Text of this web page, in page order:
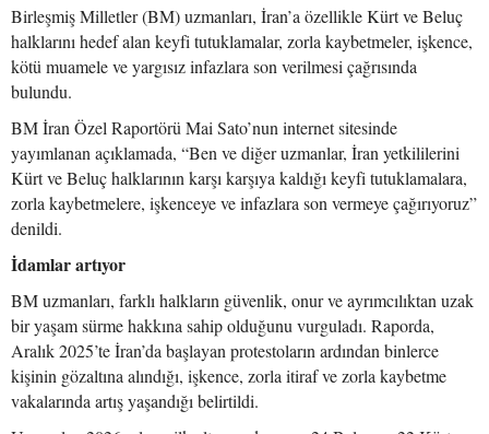
Birleşmiş Milletler (BM) uzmanları, İran’a özellikle Kürt ve Beluç
halklarını hedef alan keyfi tutuklamalar, zorla kaybetmeler, işkence,
kötü muamele ve yargısız infazlara son verilmesi çağrısında
bulundu.
BM İran Özel Raportörü Mai Sato’nun internet sitesinde
yayımlanan açıklamada, “Ben ve diğer uzmanlar, İran yetkililerini
Kürt ve Beluç halklarının karşı karşıya kaldığı keyfi tutuklamalara,
zorla kaybetmelere, işkenceye ve infazlara son vermeye çağırıyoruz”
denildi.
İdamlar artıyor
BM uzmanları, farklı halkların güvenlik, onur ve ayrımcılıktan uzak
bir yaşam sürme hakkına sahip olduğunu vurguladı. Raporda,
Aralık 2025’te İran’da başlayan protestoların ardından binlerce
kişinin gözaltına alındığı, işkence, zorla itiraf ve zorla kaybetme
vakalarında artış yaşandığı belirtildi.